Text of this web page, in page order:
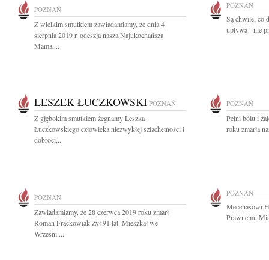
POZNAŃ
Z wielkim smutkiem zawiadamiamy, że dnia 4
sierpnia 2019 r. odeszła nasza Najukochańsza
Mama,...
POZNAŃ
Są chwile, co
upływa - nie
LESZEK ŁUCZKOWSKI POZNAŃ
Z głębokim smutkiem żegnamy Leszka
Łuczkowskiego człowieka niezwykłej szlachetności i
dobroci,...
POZNAŃ
Pełni bólu i
roku zmarła
POZNAŃ
Zawiadamiamy, że 28 czerwca 2019 roku zmarł
Roman Frąckowiak Żył 91 lat. Mieszkał we
Wrześni....
POZNAŃ
Mecenasowi
Prawnemu